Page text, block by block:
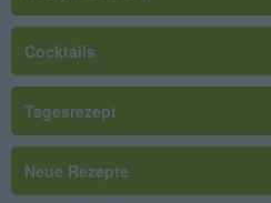
Cocktails
Tagesrezept
Neue Rezepte